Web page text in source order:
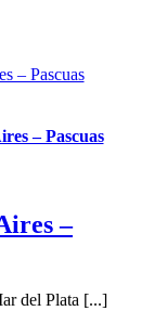
– Pascuas
– Pascuas
–
del Plata [...]